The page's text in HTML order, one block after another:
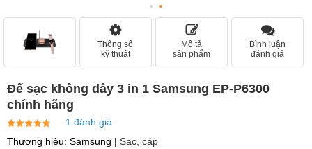
Thông số
kỹ thuật
Mô tả
sản phẩm
Bình luận
đánh giá
Đế sạc không dây 3 in 1 Samsung EP-P6300
chính hãng
1 đánh giá
Thương hiệu: Samsung | Sạc, cáp